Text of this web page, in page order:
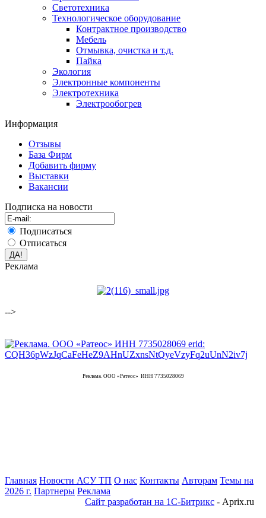
Светотехника
Технологическое оборудование
Контрактное производство
Мебель
Отмывка, очистка и т.д.
Пайка
Экология
Электронные компоненты
Электротехника
Электрообогрев
Информация
Отзывы
База Фирм
Добавить фирму
Выставки
Вакансии
Подписка на новости
Подписаться
Отписаться
Реклама
-->
Реклама. ООО «Ратеос» ИНН 7735028069
Главная Новости АСУ ТП О нас Контакты Авторам Темы на
2026 г. Партнеры Реклама
Сайт разработан на 1С-Битрикс - Aprix.ru